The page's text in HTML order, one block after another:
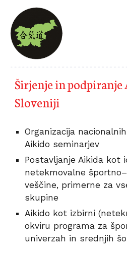
Širjenje in podpiranje
Sloveniji
Organizacija
Aikido seminarjev
Postavljanje Aikida kot
netekmovalne
veščine, primerne za
skupine
Aikido kot izbirni
okviru programa za
univerzah in srednjih